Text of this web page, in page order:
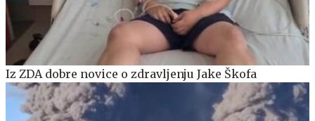
Iz ZDA dobre novice o zdravljenju Jake Škofa